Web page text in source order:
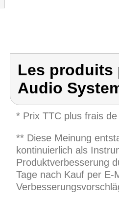
Les produits
Audio
* Prix TTC plus frais
** Diese Meinung
kontinuierlich als
Produktverbesserung
Tage nach Kauf per E-